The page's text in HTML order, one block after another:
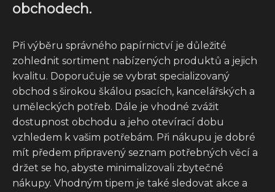
obchodech.
Při výběru správného papírnictví je důležité
zohlednit sortiment nabízených produktů a jejich
kvalitu. Doporučuje se vybrat specializovaný
obchod s širokou škálou psacích, kancelářských a
uměleckých potřeb. Dále je vhodné zvážit
dostupnost obchodu a jeho otevírací dobu
vzhledem k vašim potřebám. Při nákupu je dobré
mít předem připravený seznam potřebných věcí a
držet se ho, abyste minimalizovali zbytečné
nákupy. Vhodným tipem je také sledovat akce a